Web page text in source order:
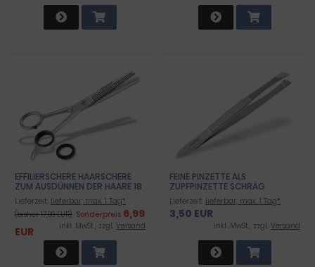
EFFILIERSCHERE HAARSCHERE
ZUM AUSDÜNNEN DER HAARE 18
CM
Lieferzeit: lieferbar, max. 1 Tag*
(bisher 17,99 EUR) Sonderpreis 6,99
EUR
inkl .MwSt., zzgl. Versand
FEINE PINZETTE ALS
ZUPFPINZETTE SCHRÄG
Lieferzeit: lieferbar, max. 1 Tag*
3,50 EUR
inkl .MwSt., zzgl. Versand